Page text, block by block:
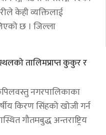
केही व्यक्तिलाई
छ । जिल्ला
तालिमप्राप्त कुकुर र
नगरपालिकाका
किरण सिंहको खोजी गर्न
गौतमबुद्ध अन्तराष्ट्रिय